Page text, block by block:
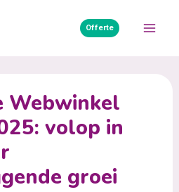
Offerte
Webwinkel
volop in
groei